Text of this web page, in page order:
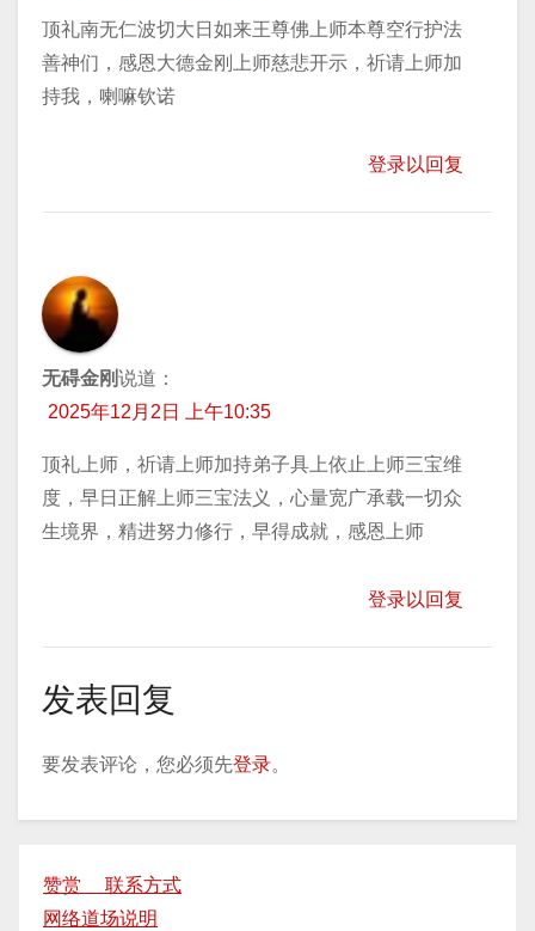
顶礼南无仁波切大日如来王尊佛上师本尊空行护法
善神们，感恩大德金刚上师慈悲开示，祈请上师加
持我，喇嘛钦诺
登录以回复
无碍金刚说道：
2025年12月2日 上午10:35
顶礼上师，祈请上师加持弟子具上依止上师三宝维
度，早日正解上师三宝法义，心量宽广承载一切众
生境界，精进努力修行，早得成就，感恩上师
登录以回复
发表回复
要发表评论，您必须先登录。
赞赏 联系方式
网络道场说明